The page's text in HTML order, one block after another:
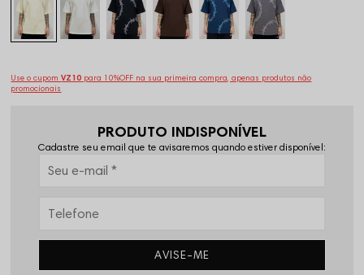
Use o cupomVZ10 para 10%OFF na sua primeira compra, apenas produtos não
promocionais
PRODUTO INDISPONÍVEL
Cadastre seu email que te avisaremos quando estiver disponível:
AVISE-ME